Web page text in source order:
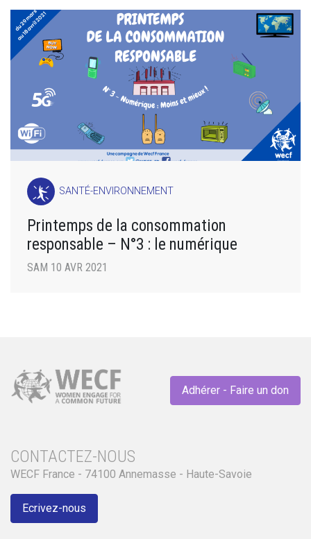
SANTÉ-ENVIRONNEMENT
Printemps de la consommation
responsable – N°3 : le numérique
SAM 10 AVR 2021
Adhérer - Faire un don
CONTACTEZ-NOUS
WECF France - 74100 Annemasse - Haute-Savoie
Ecrivez-nous